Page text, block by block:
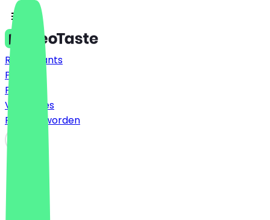
Restaurants
Prijzen
FAQ
Vacatures
Partner worden